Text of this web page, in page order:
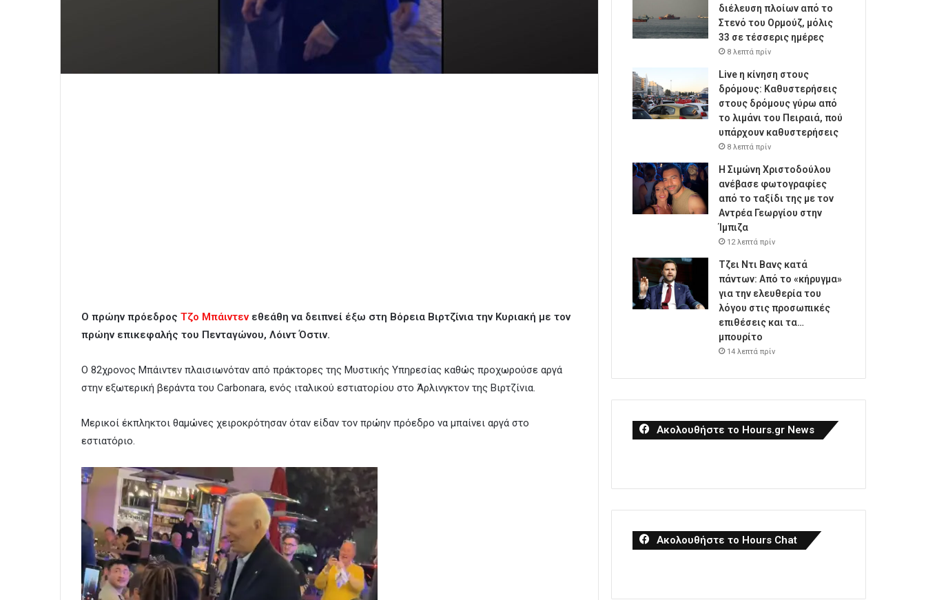
Ο πρώην πρόεδρος Τζο Μπάιντενεθεάθη να δειπνεί έξω στη Βόρεια Βιρτζίνια την Κυριακή με τον
πρώην επικεφαλής του Πενταγώνου, Λόιντ Όστιν.
Ο 82χρονος Μπάιντεν πλαισιωνόταν από πράκτορες της Μυστικής Υπηρεσίας καθώς προχωρούσε αργά
στην εξωτερική βεράντα του Carbonara, ενός ιταλικού εστιατορίου στο Άρλινγκτον της Βιρτζίνια.
Μερικοί έκπληκτοι θαμώνες χειροκρότησαν όταν είδαν τον πρώην πρόεδρο να μπαίνει αργά στο
εστιατόριο.
διέλευση πλοίων από το
Στενό του Ορμούζ, μόλις
33 σε τέσσερις ημέρες
8 λεπτά πρίν
Live η κίνηση στους
δρόμους: Καθυστερήσεις
στους δρόμους γύρω από
το λιμάνι του Πειραιά, πού
υπάρχουν καθυστερήσεις
8 λεπτά πρίν
Η Σιμώνη Χριστοδούλου
ανέβασε φωτογραφίες
από το ταξίδι της με τον
Αντρέα Γεωργίου στην
Ίμπιζα
12 λεπτά πρίν
Τζει Ντι Βανς κατά
πάντων: Από το «κήρυγμα»
για την ελευθερία του
λόγου στις προσωπικές
επιθέσεις και τα…
μπουρίτο
14 λεπτά πρίν
Ακολουθήστε το Hours.gr News
Ακολουθήστε το Hours Chat